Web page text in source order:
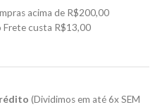
acima de R$200,00
Frete custa R$13,00
(Dividimos em até 6x SEM